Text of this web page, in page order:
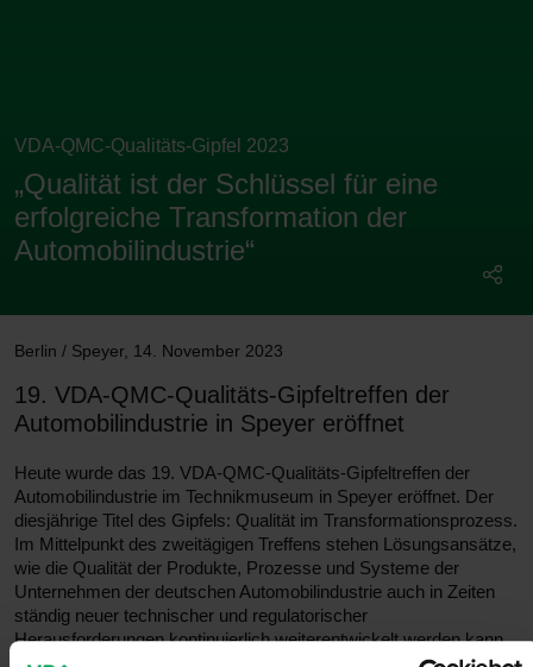
VDA-QMC-Qualitäts-Gipfel 2023
„Qualität ist der Schlüssel für eine
erfolgreiche Transformation der
Automobilindustrie“
Berlin / Speyer, 14. November 2023
19. VDA-QMC-Qualitäts-Gipfeltreffen der
Automobilindustrie in Speyer eröffnet
Heute wurde das 19. VDA-QMC-Qualitäts-Gipfeltreffen der
Automobilindustrie im Technikmuseum in Speyer eröffnet. Der
diesjährige Titel des Gipfels: Qualität im Transformationsprozess.
Im Mittelpunkt des zweitägigen Treffens stehen Lösungsansätze,
wie die Qualität der Produkte, Prozesse und Systeme der
Unternehmen der deutschen Automobilindustrie auch in Zeiten
ständig neuer technischer und regulatorischer
Herausforderungen kontinuierlich weiterentwickelt werden kann.